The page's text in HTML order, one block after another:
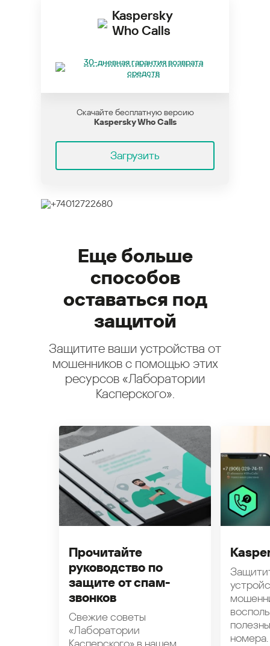
Kaspersky
Who Calls
30-дневная гарантия возврата
средств
Скачайте бесплатную версию
Kaspersky Who Calls
Загрузить
Еще больше
способов
оставаться под
защитой
Защитите ваши устройства от
мошенников с помощью этих
ресурсов «Лаборатории
Касперского».
Прочитайте
руководство по
защите от спам-
звонков
Свежие советы
«Лаборатории
Касперского» в нашем
номера.